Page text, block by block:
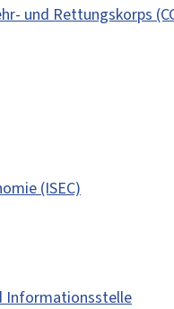
und Rettungskorps
(ISEC)
Informationsstelle